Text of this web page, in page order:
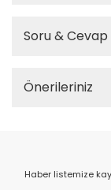
Soru & Cevap
Önerileriniz
Haber listemize